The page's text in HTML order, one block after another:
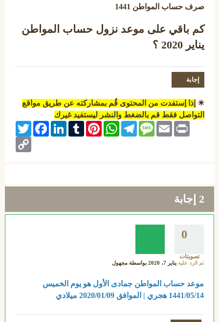
صرف حساب المواطن 1441
كم باقي على موعد نزول حساب المواطن
يناير 2020 ؟
☀ إذا إستفدت من المحتوى قُم بمشاركته عن طريق مواقع
التواصل فقط قم بالضغط والنشر ليستفيد غيرك
Twitter
FacebookLinkedInTumblrPinterest
WhatsAppTelegramMessageEmail Print
Copy
Link
2 إجابة
0
تصويتات
تم الرد عليه يناير 7، 2020 بواسطة مجهول
موعد حساب المواطن جمادى الأول هو يوم الخميس
1441/05/14 هجري | الموافق 2020/01/09 ميلادي